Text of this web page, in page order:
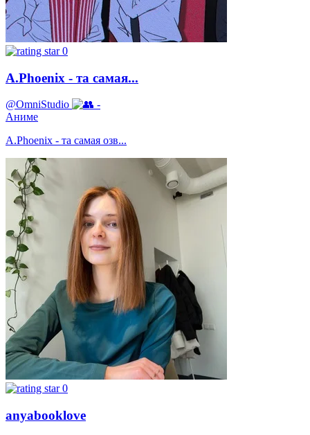
0
A.Phoenix - та самая...
@OmniStudio
-
Аниме
A.Phoenix - та самая oзв...
0
anyabooklove